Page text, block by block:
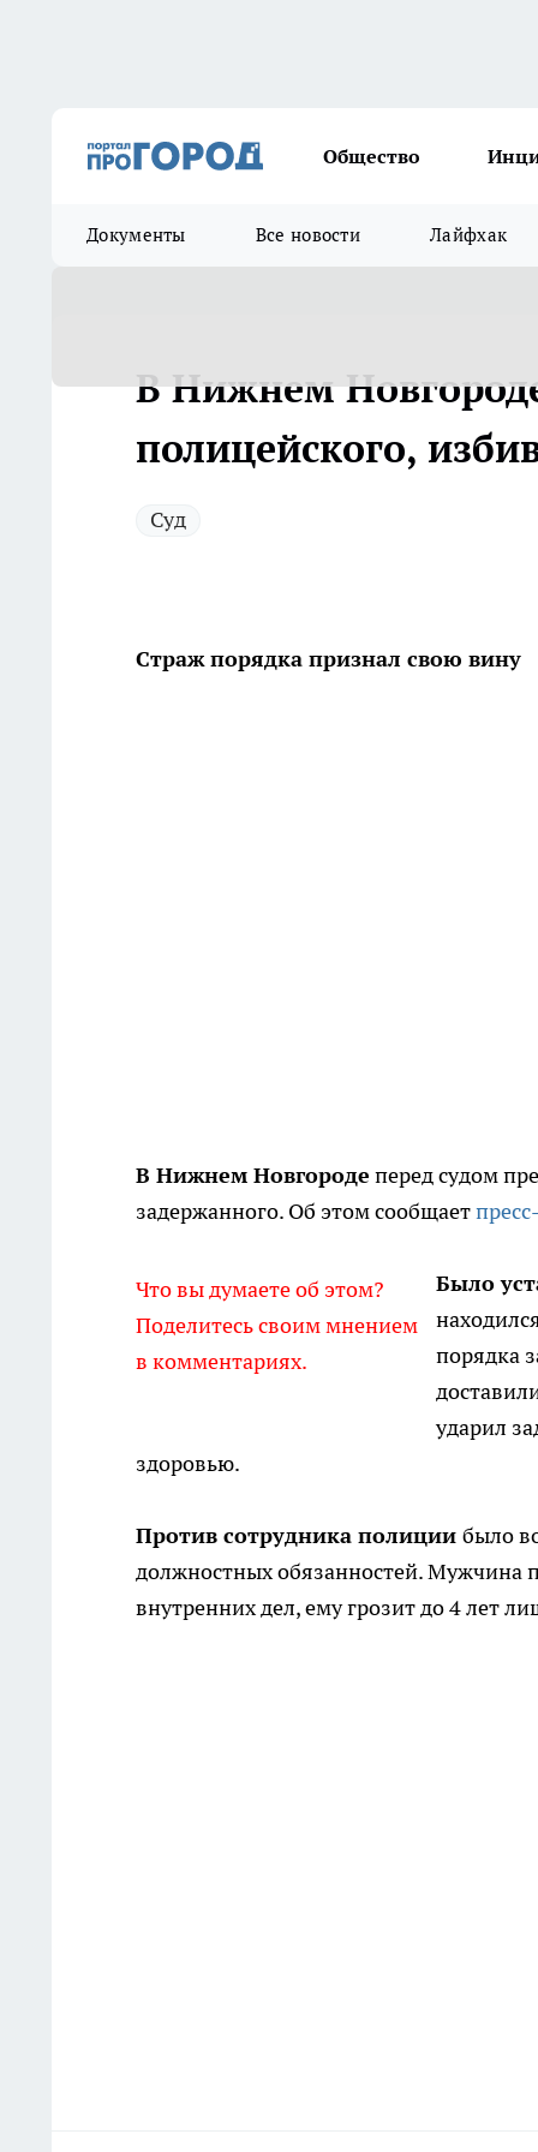
Общество
Документы Все новости Лайфхак
В Нижнем
полицейского,
Суд
Страж порядка признал свою вину
В Нижнем Новгороде перед судом
задержанного. Об этом сообщает
Что вы думаете об этом?
Поделитесь своим мнением
в комментариях.
Было
порядка
ударил
здоровью.
Против сотрудника полиции было
должностных обязанностей. Мужчина
внутренних дел, ему грозит до 4 лет